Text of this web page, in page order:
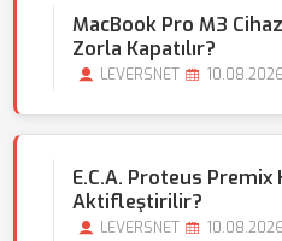
MacBook Pro M3
Zorla Kapatılır?
LEVERSNET 10.08.2026
E.C.A. Proteus Premix
Aktifleştirilir?
LEVERSNET 10.08.2026